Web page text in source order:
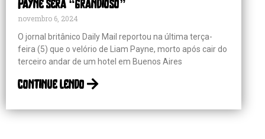
Payne será “grandioso”
novembro 6, 2024
O jornal britânico Daily Mail reportou na última terça-
feira (5) que o velório de Liam Payne, morto após cair do
terceiro andar de um hotel em Buenos Aires
continue lendo